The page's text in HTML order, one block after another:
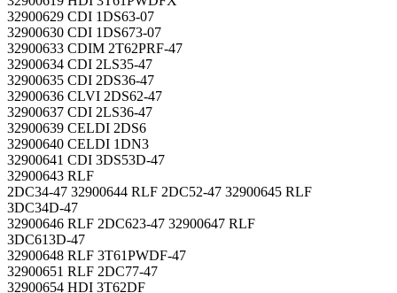
32900629 CDI 1DS63-07
32900630 CDI 1DS673-07
32900633 CDIM 2T62PRF-47
32900634 CDI 2LS35-47
32900635 CDI 2DS36-47
32900636 CLVI 2DS62-47
32900637 CDI 2LS36-47
32900639 CELDI 2DS6
32900640 CELDI 1DN3
32900641 CDI 3DS53D-47
32900643 RLF
2DC34-47 32900644 RLF 2DC52-47 32900645 RLF
3DC34D-47
32900646 RLF 2DC623-47 32900647 RLF
3DC613D-47
32900648 RLF 3T61PWDF-47
32900651 RLF 2DC77-47
32900654 HDI 3T62DF